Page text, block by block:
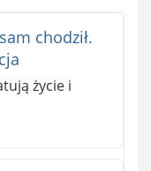
chodził.
życie i